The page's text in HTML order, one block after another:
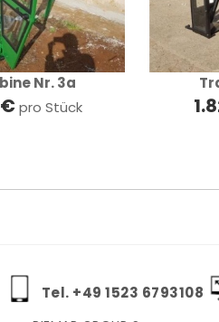
Nr. 3a
pro Stück
Tel. +‪49 1523 6793108